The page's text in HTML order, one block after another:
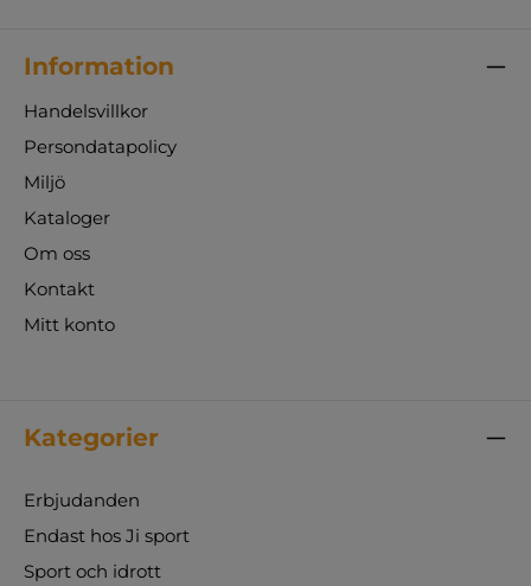
Information
Handelsvillkor
Persondatapolicy
Miljö
Kataloger
Om oss
Kontakt
Mitt konto
Kategorier
Erbjudanden
Endast hos Ji sport
Sport och idrott